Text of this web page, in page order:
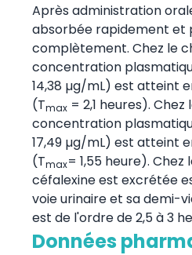
Après administration
absorbée rapidement et
complètement. Chez le
concentration
14,38 µg/mL) est atteint
(Tmax= 2,1 heures). Chez
concentration
17,49 µg/mL) est atteint
(Tmax= 1,55 heure). Chez
céfalexine est excrétée
voie urinaire et sa demi-
est de l'ordre de 2,5 à 3
Données